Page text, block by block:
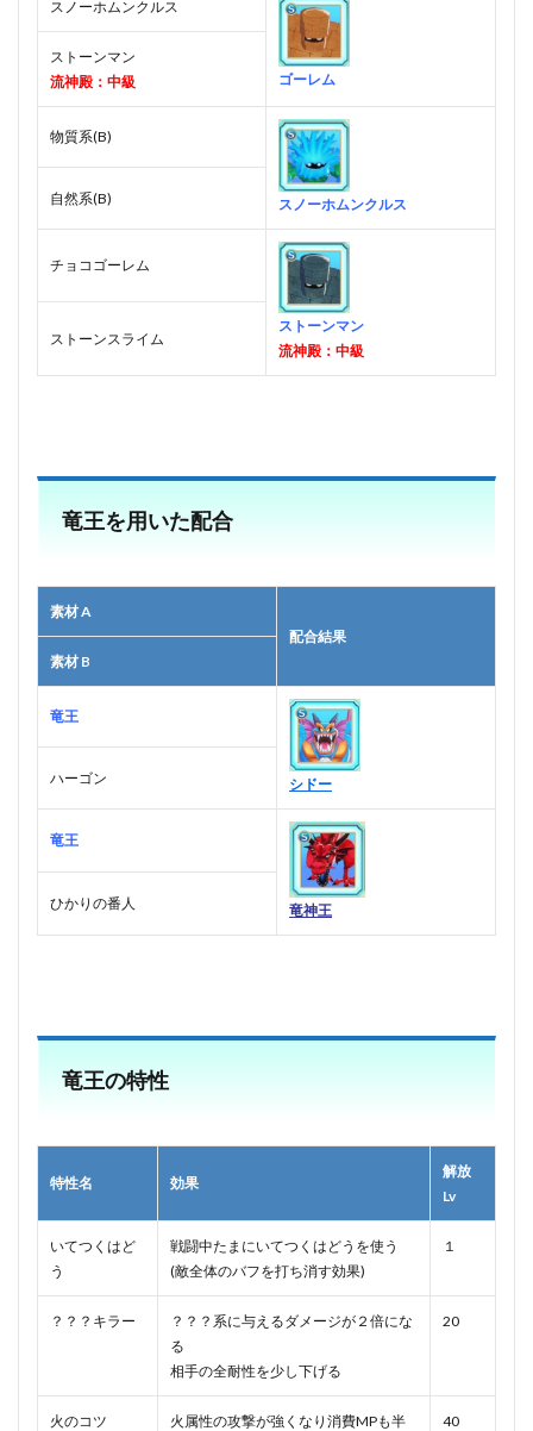
スノーホムンクルス
ゴーレム
ストーンマン
流神殿：中級
物質系(B)
スノーホムンクルス
自然系(B)
チョコゴーレム
ストーンマン
流神殿：中級
ストーンスライム
竜王を用いた配合
素材 A
配合結果
素材 B
竜王
シドー
ハーゴン
竜王
竜神王
ひかりの番人
竜王の特性
特性名 効果
解放
Lv
いてつくはど
う
戦闘中たまにいてつくはどうを使う
(敵全体のバフを打ち消す効果)
１
？？？キラー
？？？系に与えるダメージが２倍にな
る
相手の全耐性を少し下げる
20
火のコツ
火属性の攻撃が強くなり消費MPも半
40